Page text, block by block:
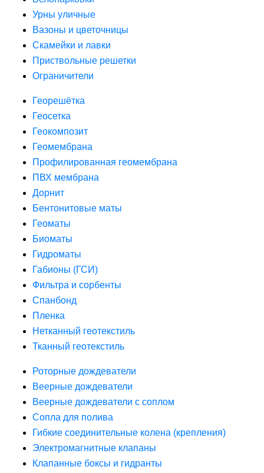
Урны уличные
Вазоны и цветочницы
Скамейки и лавки
Приствольные решетки
Ограничители
Георешётка
Геосетка
Геокомпозит
Геомембрана
Профилированная геомембрана
ПВХ мембрана
Дорнит
Бентонитовые маты
Геоматы
Биоматы
Гидроматы
Габионы (ГСИ)
Фильтра и сорбенты
Спанбонд
Пленка
Нетканный геотекстиль
Тканный геотекстиль
Роторные дождеватели
Веерные дождеватели
Веерные дождеватели с соплом
Сопла для полива
Гибкие соединительные колена (крепления)
Электромагнитные клапаны
Клапанные боксы и гидранты